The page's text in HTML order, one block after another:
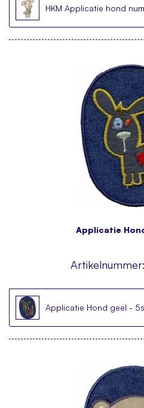
HKM Applicatie hond
Applicatie
Artikelnummer:
Applicatie Hond geel -